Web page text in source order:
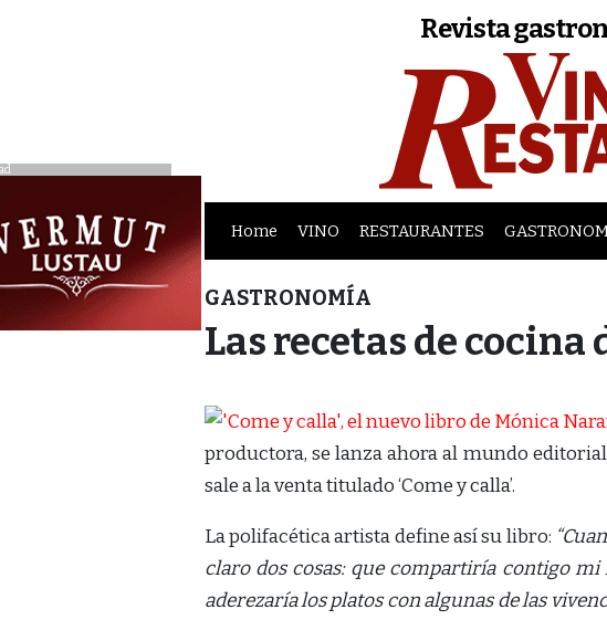
Revista
Home VINO RESTAURANTES
GASTRONOMÍA
Las recetas de cocina
productora, se lanza ahora al mundo
sale a la venta titulado ‘Come y calla’.
La polifacética artista define así su libro:
claro dos cosas: que compartiría contigo
aderezaría los platos con algunas de las